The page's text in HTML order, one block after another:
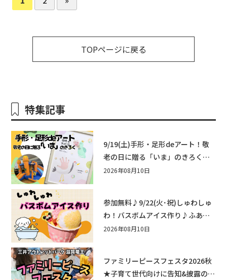
TOPページに戻る
特集記事
9/19(土)手形・足形deアート！敬
老の日に贈る「いま」のきろく♪
他にもふあふあ遊具などお楽しみ
2026年08月10日
参加無料♪9/22(火･祝)しゅわしゅ
わ！バスボムアイス作り♪ふあふ
あ遊具もあるよ！in近江八幡
2026年08月10日
ファミリーピースフェスタ2026秋
★子育て世代向けに告知&披露の場